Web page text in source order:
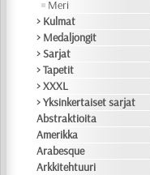
Meri
> Kulmat
> Medaljongit
> Sarjat
> Tapetit
> XXXL
> Yksinkertaiset sarjat
Abstraktioita
Amerikka
Arabesque
Arkkitehtuuri